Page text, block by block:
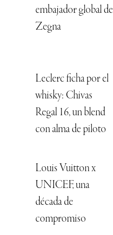
embajador global de
Zegna
Leclerc ficha por el
whisky: Chivas
Regal 16, un blend
con alma de piloto
Louis Vuitton x
UNICEF, una
década de
compromiso